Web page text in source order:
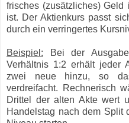
frisches (zusätzliches) Geld
ist. Der Aktienkurs passt
durch ein verringertes
Beispiel: Bei der
Verhältnis 1:2 erhält jeder
zwei neue hinzu, so
verdreifacht. Rechnerisch
Drittel der alten Akte wert
Handelstag nach dem Split